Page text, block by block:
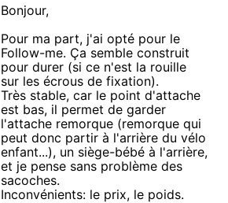
Bonjour,
Pour ma part, j'ai opté pour le
Follow-me. Ça semble construit
pour durer (si ce n'est la rouille
sur les écrous de fixation).
Très stable, car le point d'attache
est bas, il permet de garder
l'attache remorque (remorque qui
peut donc partir à l'arrière du vélo
enfant...), un siège-bébé à l'arrière,
et je pense sans problème des
sacoches.
Inconvénients: le prix, le poids.